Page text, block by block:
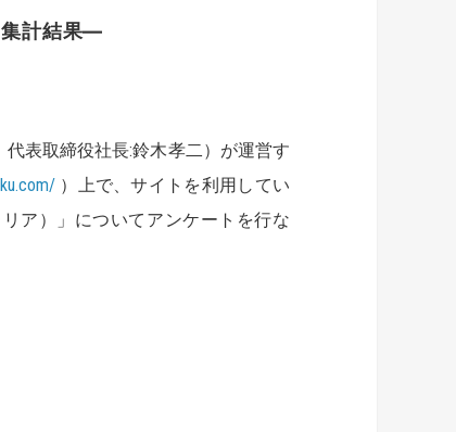
計結果―
表取締役社長:鈴木孝二）が運営す
）上で、サイトを利用してい
ア）」についてアンケートを行な